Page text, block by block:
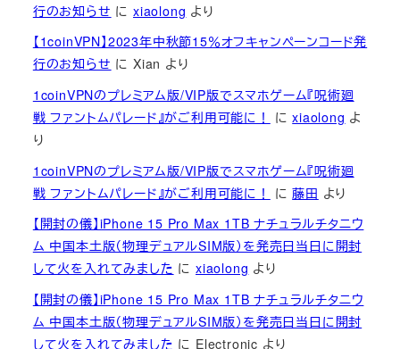
行のお知らせ にxiaolong より
【1coinVPN】2023年中秋節15％オフキャンペーンコード発
行のお知らせ にXian より
1coinVPNのプレミアム版/VIP版でスマホゲーム『呪術廻
戦 ファントムパレード』がご利用可能に！
にxiaolong よ
り
1coinVPNのプレミアム版/VIP版でスマホゲーム『呪術廻
戦 ファントムパレード』がご利用可能に！
に藤田 より
【開封の儀】iPhone 15 Pro Max 1TB ナチュラルチタニウ
ム 中国本土版（物理デュアルSIM版）を発売日当日に開封
して火を入れてみました にxiaolong より
【開封の儀】iPhone 15 Pro Max 1TB ナチュラルチタニウ
ム 中国本土版（物理デュアルSIM版）を発売日当日に開封
して火を入れてみました に Electronic より